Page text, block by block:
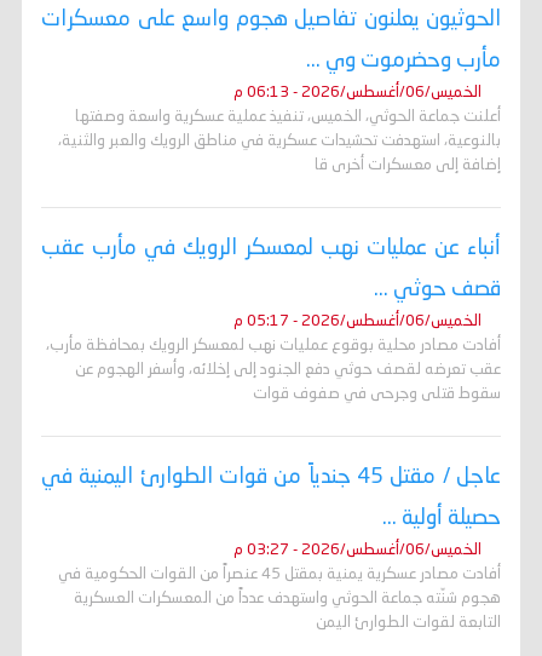
الحوثيون يعلنون تفاصيل هجوم واسع على معسكرات
مأرب وحضرموت وي ...
الخميس/06/أغسطس/2026 - 06:13 م
أعلنت جماعة الحوثي، الخميس، تنفيذ عملية عسكرية واسعة وصفتها
بالنوعية، استهدفت تحشيدات عسكرية في مناطق الرويك والعبر والثنية،
إضافة إلى معسكرات أخرى قا
أنباء عن عمليات نهب لمعسكر الرويك في مأرب عقب
قصف حوثي ...
الخميس/06/أغسطس/2026 - 05:17 م
أفادت مصادر محلية بوقوع عمليات نهب لمعسكر الرويك بمحافظة مأرب،
عقب تعرضه لقصف حوثي دفع الجنود إلى إخلائه، وأسفر الهجوم عن
سقوط قتلى وجرحى في صفوف قوات
عاجل / مقتل 45 جندياً من قوات الطوارئ اليمنية في
حصيلة أولية ...
الخميس/06/أغسطس/2026 - 03:27 م
أفادت مصادر عسكرية يمنية بمقتل 45 عنصراً من القوات الحكومية في
هجوم شنّته جماعة الحوثي واستهدف عدداً من المعسكرات العسكرية
التابعة لقوات الطوارئ اليمن